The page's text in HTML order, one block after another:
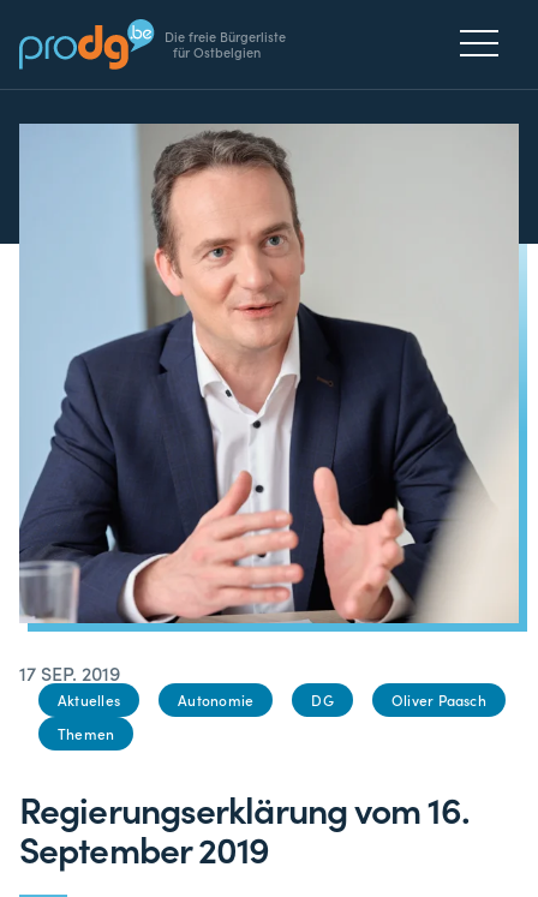
Die freie Bürgerliste
für Ostbelgien
17 SEP. 2019
Aktuelles Autonomie DG
Oliver Paasch
Themen
Regierungserklärung vom 16.
September 2019